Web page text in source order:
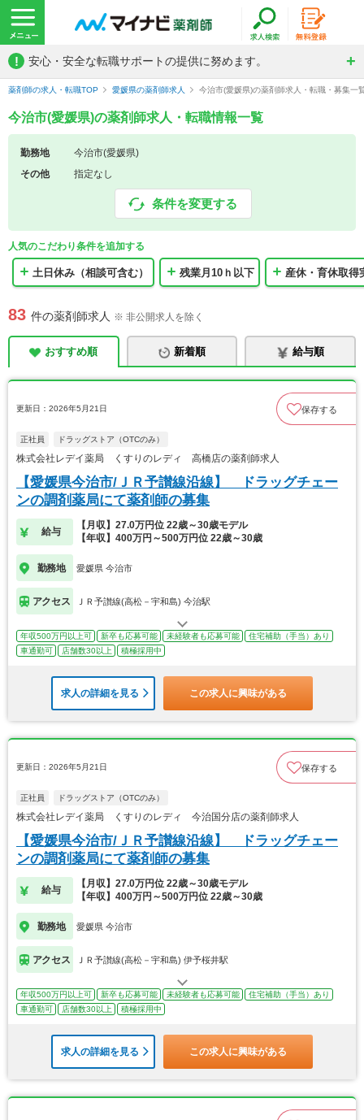
! 安心・安全な転職サポートの提供に努めます。
薬剤師の求人・転職TOP 愛媛県の薬剤師求人 今治市(愛媛県)の薬剤師求人・転職・募集一
今治市(愛媛県)の薬剤師求人・転職情報一覧
勤務地
今治市(愛媛県)
その他
指定なし
条件を変更する
人気のこだわり条件を追加する
土日休み（相談可含む） 残業月10ｈ以下 産休・育休取得
83 件の薬剤師求人 ※ 非公開求人を除く
おすすめ順 新着順 給与順
更新日：2026年5月21日 保存する
正社員 ドラッグストア（OTCのみ）
株式会社レデイ薬局 くすりのレディ 高橋店の薬剤師求人
【愛媛県今治市/ＪＲ予讃線沿線】 ドラッグチェー
ンの調剤薬局にて薬剤師の募集
給与
【月収】27.0万円位 22歳～30歳モデル
【年収】400万円～500万円位 22歳～30歳
勤務地 愛媛県 今治市
アクセス ＪＲ予讃線(高松－宇和島) 今治駅
年収500万円以上可 新卒も応募可能 未経験者も応募可能
住宅補助（手当）あり
車通勤可
店舗数30以上 積極採用中
求人の詳細を見る この求人に興味がある
更新日：2026年5月21日 保存する
正社員 ドラッグストア（OTCのみ）
株式会社レデイ薬局 くすりのレディ 今治国分店の薬剤師求人
【愛媛県今治市/ＪＲ予讃線沿線】 ドラッグチェー
ンの調剤薬局にて薬剤師の募集
給与
【月収】27.0万円位 22歳～30歳モデル
【年収】400万円～500万円位 22歳～30歳
勤務地 愛媛県 今治市
アクセス ＪＲ予讃線(高松－宇和島) 伊予桜井駅
年収500万円以上可 新卒も応募可能 未経験者も応募可能
住宅補助（手当）あり
車通勤可
店舗数30以上 積極採用中
求人の詳細を見る この求人に興味がある